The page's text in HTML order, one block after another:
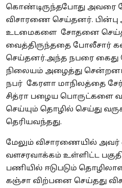
கொண்டிருந்தபோது அவரை
விசாரணை செய்தனர். பின்பு
உடமைகளை சோதனை செய்த
வைத்திருந்ததை போலீசார்
செய்தனர்.அந்த நபரை கைது
நிலையம் அழைத்து
நபர் கேரளா மாநிலத்தை
சித்ரா பழைய பொருட்களை
செய்யும் தொழில் செய்து
தெரியவந்தது.
மேலும் விசாரணையில் அவர்
வளசரவாக்கம் உள்ளிட்ட
பணியில் ஈடுபடும்
கஞ்சா விற்பனை செய்தது